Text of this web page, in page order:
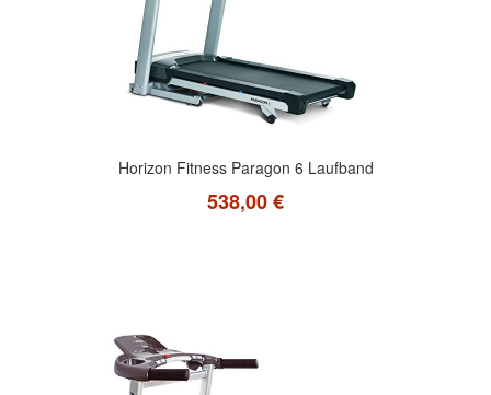
Horizon Fitness Paragon 6 Laufband
538,00 €